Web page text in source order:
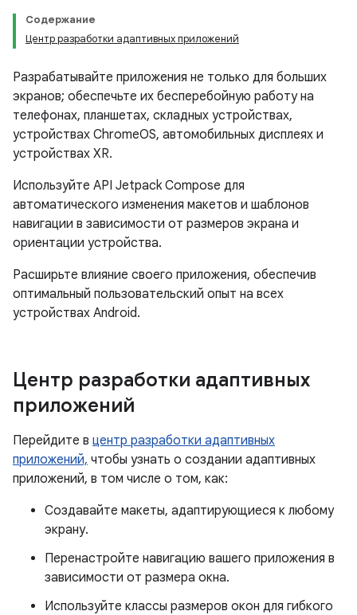
Содержание
Центр разработки адаптивных приложений
Разрабатывайте приложения не только для больших
экранов; обеспечьте их бесперебойную работу на
телефонах, планшетах, складных устройствах,
устройствах ChromeOS, автомобильных дисплеях и
устройствах XR.
Используйте API Jetpack Compose для
автоматического изменения макетов и шаблонов
навигации в зависимости от размеров экрана и
ориентации устройства.
Расширьте влияние своего приложения, обеспечив
оптимальный пользовательский опыт на всех
устройствах Android.
Центр разработки адаптивных
приложений
Перейдите в центр разработки адаптивных
приложений, чтобы узнать о создании адаптивных
приложений, в том числе о том, как:
Создавайте макеты, адаптирующиеся к любому
экрану.
Перенастройте навигацию вашего приложения в
зависимости от размера окна.
Используйте классы размеров окон для гибкого